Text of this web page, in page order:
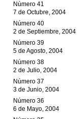
Número 41
7 de Octubre, 2004
Número 40
2 de Septiembre, 2004
Número 39
5 de Agosto, 2004
Número 38
2 de Julio, 2004
Número 37
3 de Junio, 2004
Número 36
6 de Mayo, 2004